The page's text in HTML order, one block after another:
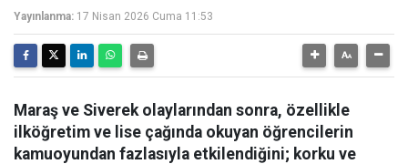
Yayınlanma: 17 Nisan 2026 Cuma 11:53
Maraş ve Siverek olaylarından sonra, özellikle
ilköğretim ve lise çağında okuyan öğrencilerin
kamuoyundan fazlasıyla etkilendiğini; korku ve